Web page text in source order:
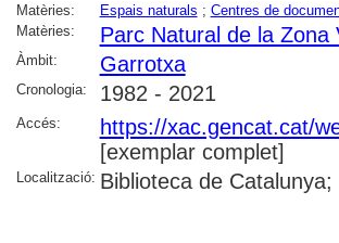
Matèries: Espais naturals ; Centres de
Matèries:
Parc Natural de la Zona
Àmbit: Garrotxa
Cronologia: 1982 - 2021
Accés:
https://xac.gencat.cat/
[exemplar complet]
Localització: Biblioteca de